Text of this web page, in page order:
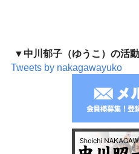
▼中川郁子（ゆうこ）の活
Tweets by nakagawayuko